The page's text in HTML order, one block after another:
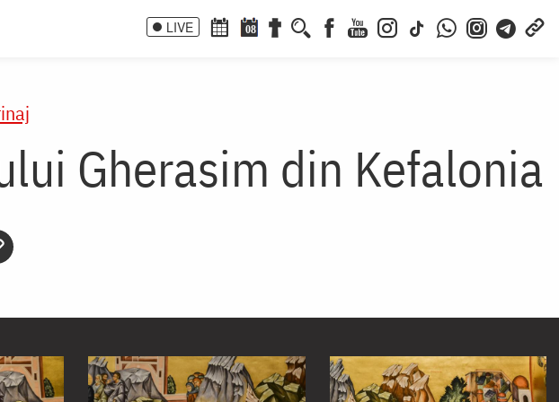
LIVE 08
Gherasim din Kefalonia